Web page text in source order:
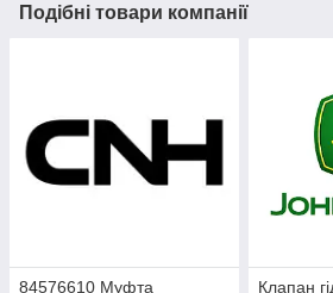
Подібні товари компанії
84576610 Муфта
Клапан